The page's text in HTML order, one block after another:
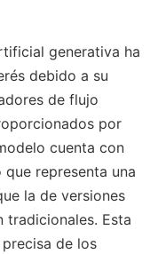
generativa ha
debido a su
de flujo
por
cuenta con
representa una
la de versiones
tradicionales. Esta
de los